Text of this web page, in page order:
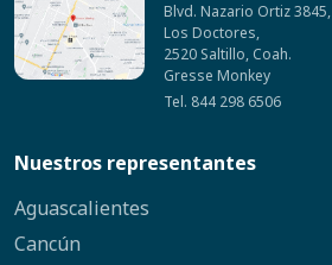
Blvd. Nazario Ortiz 3845,
Los Doctores,
2520 Saltillo, Coah.
Gresse Monkey
Tel. 844 298 6506
Nuestros representantes
Aguascalientes
Cancún